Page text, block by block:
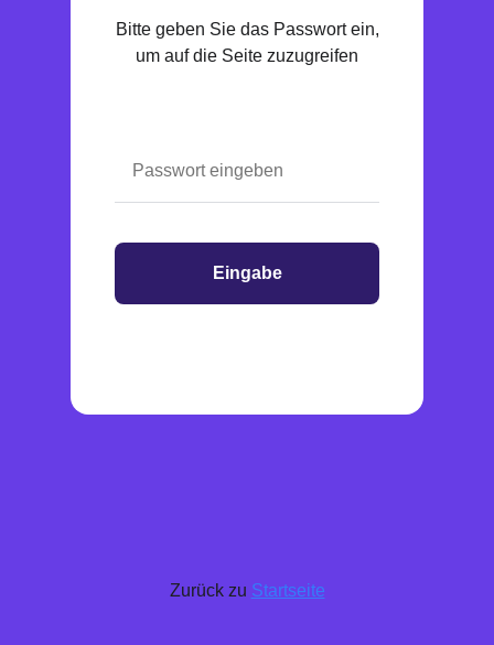
Bitte geben Sie das Passwort ein,
um auf die Seite zuzugreifen
Eingabe
Zurück zu Startseite